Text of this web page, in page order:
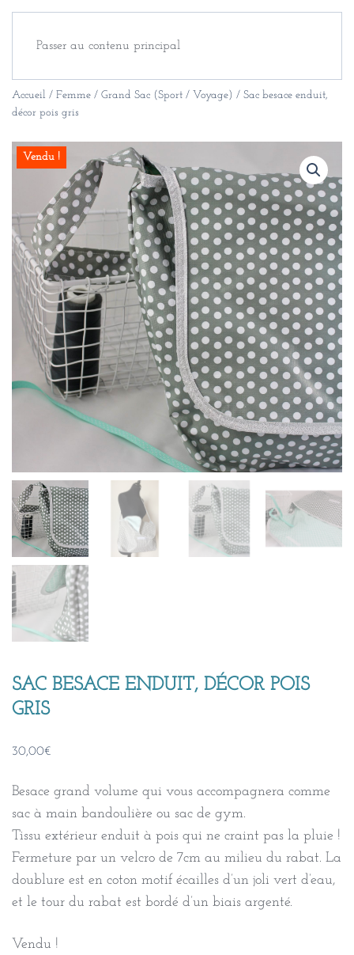
Passer au contenu principal
Accueil / Femme / Grand Sac (Sport / Voyage) / Sac besace enduit,
décor pois gris
Vendu !
SAC BESACE ENDUIT, DÉCOR POIS
GRIS
30,00€
Besace grand volume qui vous accompagnera comme
sac à main bandoulière ou sac de gym.
Tissu extérieur enduit à pois qui ne craint pas la pluie !
Fermeture par un velcro de 7cm au milieu du rabat. La
doublure est en coton motif écailles d’un joli vert d’eau,
et le tour du rabat est bordé d’un biais argenté.
Vendu !